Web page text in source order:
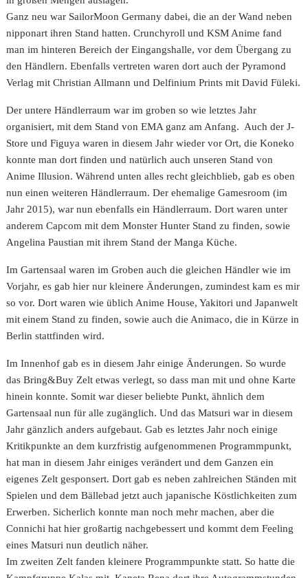
Ganz neu war SailorMoon Germany dabei, die an der Wand neben
nipponart ihren Stand hatten. Crunchyroll und KSM Anime fand
man im hinteren Bereich der Eingangshalle, vor dem Übergang zu
den Händlern. Ebenfalls vertreten waren dort auch der Pyramond
Verlag mit Christian Allmann und Delfinium Prints mit David Füleki.
Der untere Händlerraum war im groben so wie letztes Jahr
organisiert, mit dem Stand von EMA ganz am Anfang. Auch der J-
Store und Figuya waren in diesem Jahr wieder vor Ort, die Koneko
konnte man dort finden und natürlich auch unseren Stand von
Anime Illusion. Während unten alles recht gleichblieb, gab es oben
nun einen weiteren Händlerraum. Der ehemalige Gamesroom (im
Jahr 2015), war nun ebenfalls ein Händlerraum. Dort waren unter
anderem Capcom mit dem Monster Hunter Stand zu finden, sowie
Angelina Paustian mit ihrem Stand der Manga Küche.
Im Gartensaal waren im Groben auch die gleichen Händler wie im
Vorjahr, es gab hier nur kleinere Änderungen, zumindest kam es mir
so vor. Dort waren wie üblich Anime House, Yakitori und Japanwelt
mit einem Stand zu finden, sowie auch die Animaco, die in Kürze in
Berlin stattfinden wird.
Im Innenhof gab es in diesem Jahr einige Änderungen. So wurde
das Bring&Buy Zelt etwas verlegt, so dass man mit und ohne Karte
hinein konnte. Somit war dieser beliebte Punkt, ähnlich dem
Gartensaal nun für alle zugänglich. Und das Matsuri war in diesem
Jahr gänzlich anders aufgebaut. Gab es letztes Jahr noch einige
Kritikpunkte an dem kurzfristig aufgenommenen Programmpunkt,
hat man in diesem Jahr einiges verändert und dem Ganzen ein
eigenes Zelt gesponsert. Dort gab es neben zahlreichen Ständen mit
Spielen und dem Bällebad jetzt auch japanische Köstlichkeiten zum
Erwerben. Sicherlich konnte man noch mehr machen, aber die
Connichi hat hier großartig nachgebessert und kommt dem Feeling
eines Matsuri nun deutlich näher.
Im zweiten Zelt fanden kleinere Programmpunkte statt. So hatte die